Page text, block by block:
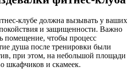
клубе должна вызывать у ваших
и защищенности. Важно
помещение, чтобы процесс
душа после тренировки были
при этом, на небольшой площади
шкафчиков и скамеек.